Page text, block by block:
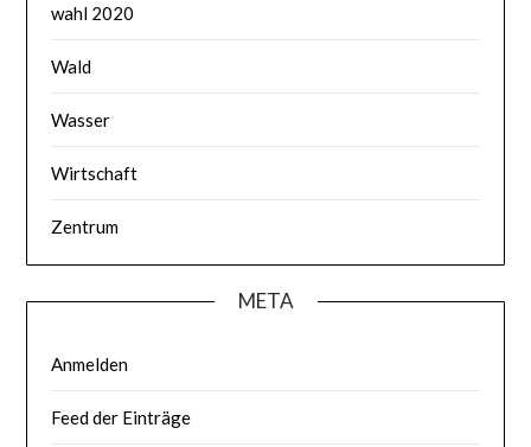
wahl 2020
Wald
Wasser
Wirtschaft
Zentrum
META
Anmelden
Feed der Einträge